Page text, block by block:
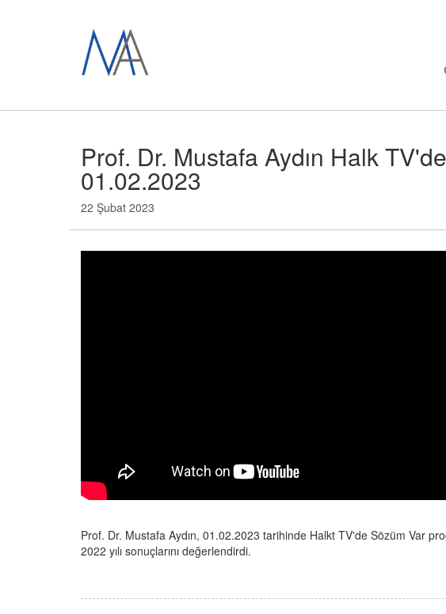
Prof. Dr. Mustafa Aydın Halk
01.02.2023
22 Şubat 2023
Prof. Dr. Mustafa Aydın, 01.02.2023 tarihinde Halkt TV'de Sözüm Var
2022 yılı sonuçlarını değerlendirdi.